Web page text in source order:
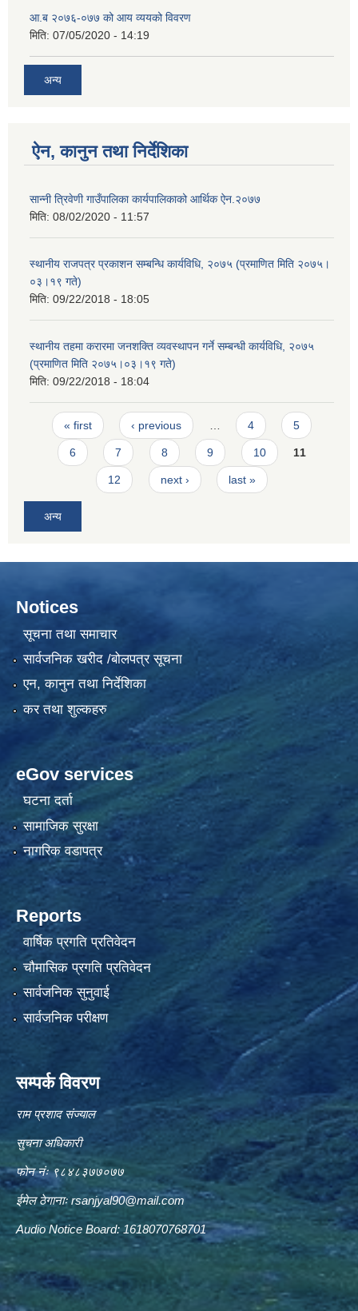
आ.ब २०७६-०७७ को आय व्ययको विवरण
मिति: 07/05/2020 - 14:19
अन्य
ऐन, कानुन तथा निर्देशिका
सान्नी त्रिवेणी गाउँपालिका कार्यपालिकाको आर्थिक ऐन.२०७७
मिति: 08/02/2020 - 11:57
स्थानीय राजपत्र प्रकाशन सम्बन्धि कार्यविधि, २०७५ (प्रमाणित मिति २०७५।
०३।१९ गते)
मिति: 09/22/2018 - 18:05
स्थानीय तहमा करारमा जनशक्ति व्यवस्थापन गर्ने सम्बन्धी कार्यविधि, २०७५
(प्रमाणित मिति २०७५।०३।१९ गते)
मिति: 09/22/2018 - 18:04
Pages
« first ‹ previous 4 5
6 7 8 9 10 11
12 next › last »
अन्य
Notices
सूचना तथा समाचार
सार्वजनिक खरीद /बोलपत्र सूचना
एन, कानुन तथा निर्देशिका
कर तथा शुल्कहरु
eGov services
घटना दर्ता
सामाजिक सुरक्षा
नागरिक वडापत्र
Reports
वार्षिक प्रगति प्रतिवेदन
चौमासिक प्रगति प्रतिवेदन
सार्वजनिक सुनुवाई
सार्वजनिक परीक्षण
सम्पर्क विवरण
राम प्रशाद संज्याल
सुचना अधिकारी
फोन नंः ९८४८३७७०७७
ईमेल ठेगानाःrsanjyal90@mail.com
Audio Notice Board: 1618070768701